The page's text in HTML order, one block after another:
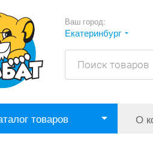
Ваш город:
Екатеринбург
товаров О